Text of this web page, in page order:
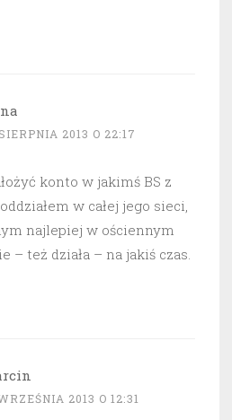
2013 O 22:17
konto w jakimś BS z
w całej jego sieci,
najlepiej w ościennym
– też działa – na jakiś czas.
2013 O 12:31